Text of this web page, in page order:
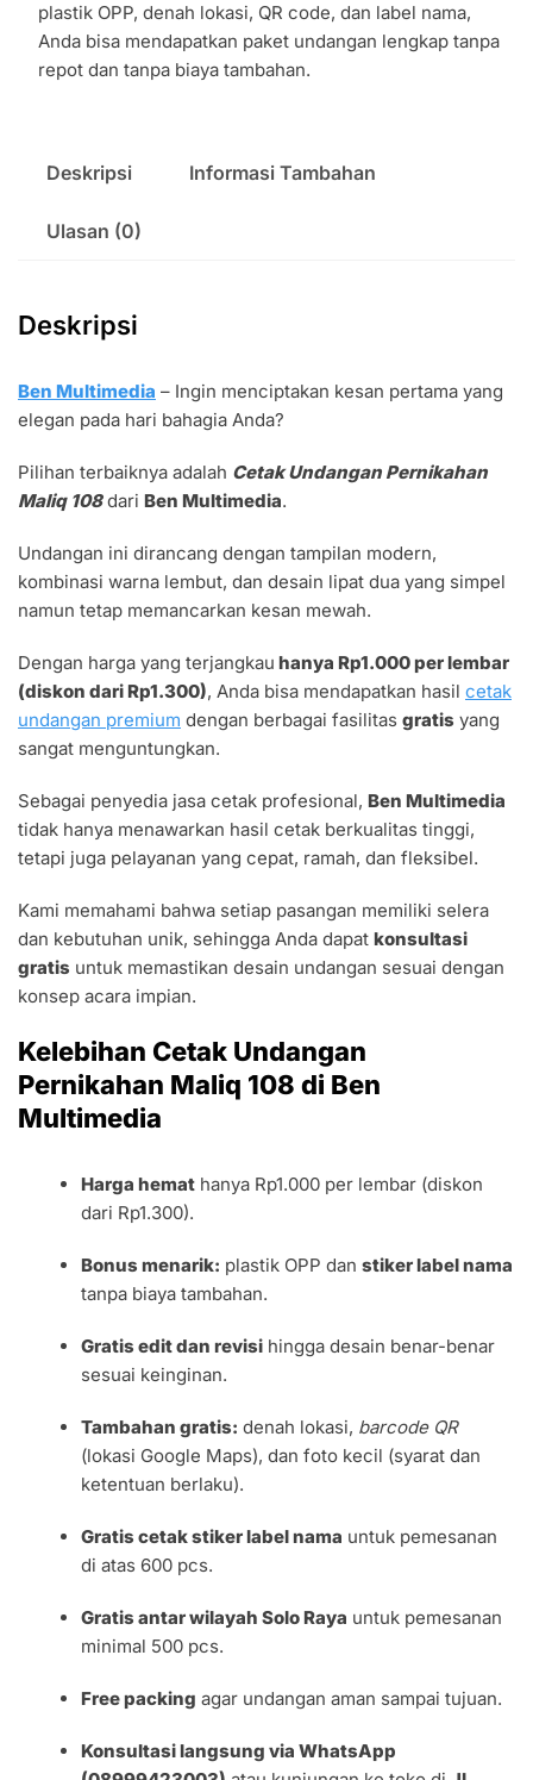
plastik OPP, denah lokasi, QR code, dan label nama,
Anda bisa mendapatkan paket undangan lengkap tanpa
repot dan tanpa biaya tambahan.
Deskripsi Informasi Tambahan
Ulasan (0)
Deskripsi
Ben Multimedia – Ingin menciptakan kesan pertama yang
elegan pada hari bahagia Anda?
Pilihan terbaiknya adalah Cetak Undangan Pernikahan
Maliq 108dari Ben Multimedia.
Undangan ini dirancang dengan tampilan modern,
kombinasi warna lembut, dan desain lipat dua yang simpel
namun tetap memancarkan kesan mewah.
Dengan harga yang terjangkau hanya Rp1.000 per lembar
(diskon dari Rp1.300), Anda bisa mendapatkan hasil cetak
undangan premium dengan berbagai fasilitas gratis yang
sangat menguntungkan.
Sebagai penyedia jasa cetak profesional, Ben Multimedia
tidak hanya menawarkan hasil cetak berkualitas tinggi,
tetapi juga pelayanan yang cepat, ramah, dan fleksibel.
Kami memahami bahwa setiap pasangan memiliki selera
dan kebutuhan unik, sehingga Anda dapat konsultasi
gratis untuk memastikan desain undangan sesuai dengan
konsep acara impian.
Kelebihan Cetak Undangan
Pernikahan Maliq 108 di Ben
Multimedia
Harga hemat hanya Rp1.000 per lembar (diskon
dari Rp1.300).
Bonus menarik: plastik OPP danstiker label nama
tanpa biaya tambahan.
Gratis edit dan revisi hingga desain benar-benar
sesuai keinginan.
Tambahan gratis: denah lokasi, barcode QR
(lokasi Google Maps), dan foto kecil (syarat dan
ketentuan berlaku).
Gratis cetak stiker label nama untuk pemesanan
di atas 600 pcs.
Gratis antar wilayah Solo Raya untuk pemesanan
minimal 500 pcs.
Free packing agar undangan aman sampai tujuan.
Konsultasi langsung via WhatsApp